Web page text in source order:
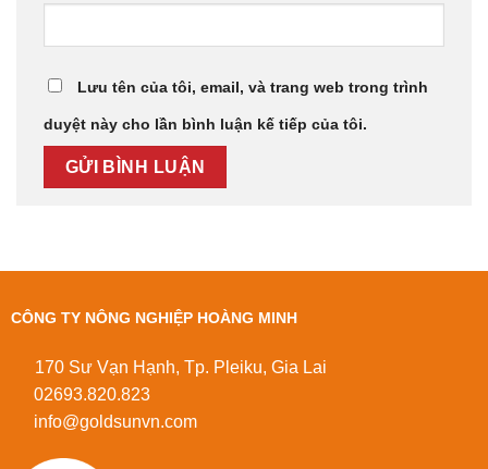
Lưu tên của tôi, email, và trang web trong trình
duyệt này cho lần bình luận kế tiếp của tôi.
CÔNG TY NÔNG NGHIỆP HOÀNG MINH
170 Sư Vạn Hạnh, Tp. Pleiku, Gia Lai
02693.820.823
info@goldsunvn.com